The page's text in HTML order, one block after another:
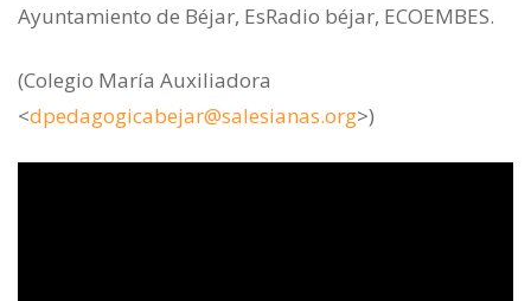
Ayuntamiento de Béjar, EsRadio béjar, ECOEMBES.
(Colegio María Auxiliadora
<dpedagogicabejar@salesianas.org>)